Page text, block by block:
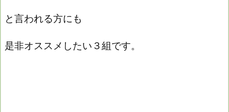
と言われる方にも
是非オススメしたい３組です。